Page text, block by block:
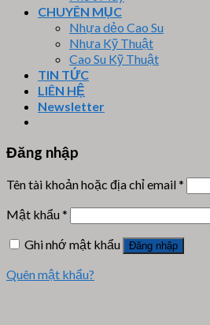
CHUYÊN MỤC
Nhựa dẻo Cao Su
Nhựa Kỹ Thuật
Cao Su Kỹ Thuật
TIN TỨC
LIÊN HỆ
Newsletter
Đăng nhập
Tên tài khoản hoặc địa chỉ email*
Mật khẩu*
Ghi nhớ mật khẩu
Đăng nhập
Quên mật khẩu?